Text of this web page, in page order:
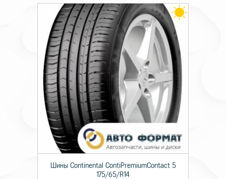
Шины Continental ContiPremiumContact 5
175/65/R14